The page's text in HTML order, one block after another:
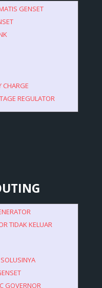
GENSET
CHARGE
REGULATOR
TIDAK KELUAR
GOVERNOR